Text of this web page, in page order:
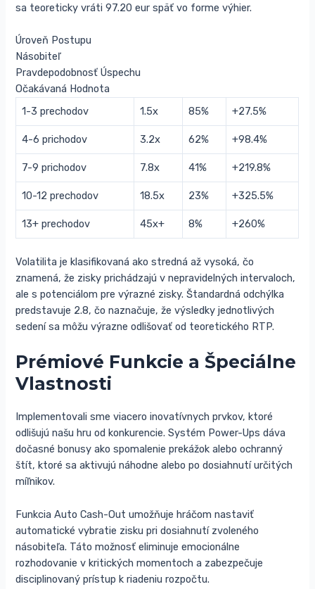
sa teoreticky vráti 97.20 eur späť vo forme výhier.
Úroveň Postupu
Násobiteľ
Pravdepodobnosť Úspechu
Očakávaná Hodnota
1-3 prechodov
1.5x 85% +27.5%
4-6 prichodov 3.2x 62% +98.4%
7-9 prichodov 7.8x 41% +219.8%
10-12 prechodov 18.5x 23% +325.5%
13+ prechodov 45x+ 8% +260%
Volatilita je klasifikovaná ako stredná až vysoká, čo
znamená, že zisky prichádzajú v nepravidelných intervaloch,
ale s potenciálom pre výrazné zisky. Štandardná odchýlka
predstavuje 2.8, čo naznačuje, že výsledky jednotlivých
sedení sa môžu výrazne odlišovať od teoretického RTP.
Prémiové Funkcie a Špeciálne
Vlastnosti
Implementovali sme viacero inovatívnych prvkov, ktoré
odlišujú našu hru od konkurencie. Systém Power-Ups dáva
dočasné bonusy ako spomalenie prekážok alebo ochranný
štít, ktoré sa aktivujú náhodne alebo po dosiahnutí určitých
míľnikov.
Funkcia Auto Cash-Out umožňuje hráčom nastaviť
automatické vybratie zisku pri dosiahnutí zvoleného
násobiteľa. Táto možnosť eliminuje emocionálne
rozhodovanie v kritických momentoch a zabezpečuje
disciplinovaný prístup k riadeniu rozpočtu.